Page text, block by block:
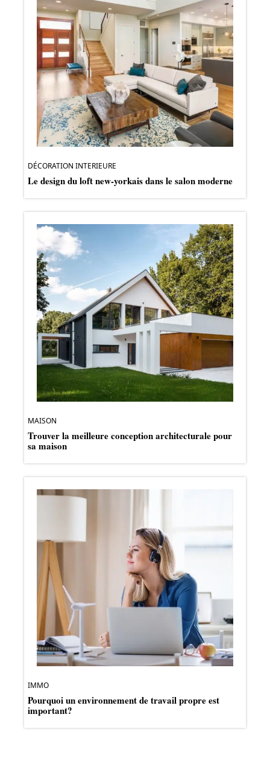
DÉCORATION INTERIEURE
Le design du loft new-yorkais dans le salon moderne
MAISON
Trouver la meilleure conception architecturale pour
sa maison
IMMO
Pourquoi un environnement de travail propre est
important?